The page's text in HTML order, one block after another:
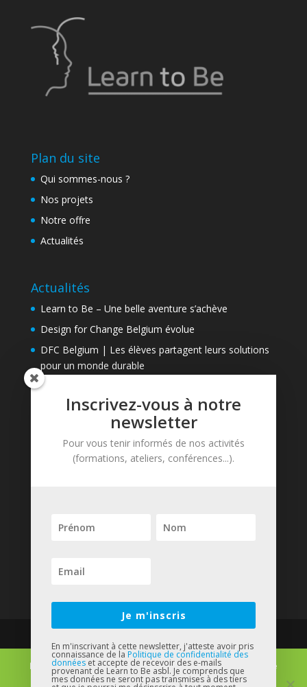
Plan du site
Qui sommes-nous ?
Nos projets
Notre offre
Actualités
Actualités
Learn to Be – Une belle aventure s’achève
Design for Change Belgium évolue
DFC Belgium | Les élèves partagent leurs solutions
pour un monde durable
Contact
Avenue de Tervueren, 81
B-1040 Bruxelles
Newsletter
Tous droit réservés Learn to be 2018. Pour
qu’apprendre et enseigner soient un plaisir partagé !
Inscrivez-vous à notre
newsletter
Pour vous tenir informés de nos activités
(formations, ateliers, conférences...).
Je m'inscris
En m'inscrivant à cette newsletter, j'atteste avoir pris
connaissance de la Politique de confidentialité des
donnéeset accepte de recevoir des e-mails
provenant de Learn to Be asbl. Je comprends que
mes données ne seront pas transmises à des tiers
Nous utilisons des cookies pour vous garantir la meilleure
expérience sur notre site.